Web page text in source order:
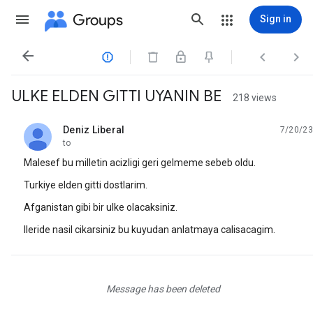
Groups Sign in
   
ULKE ELDEN GITTI UYANIN BE 218 views
Deniz Liberal
unread,
7/20/23
to
Malesef bu milletin acizligi geri gelmeme sebeb oldu.
Turkiye elden gitti dostlarim.
Afganistan gibi bir ulke olacaksiniz.
Ileride nasil cikarsiniz bu kuyudan anlatmaya calisacagim.
Message has been deleted